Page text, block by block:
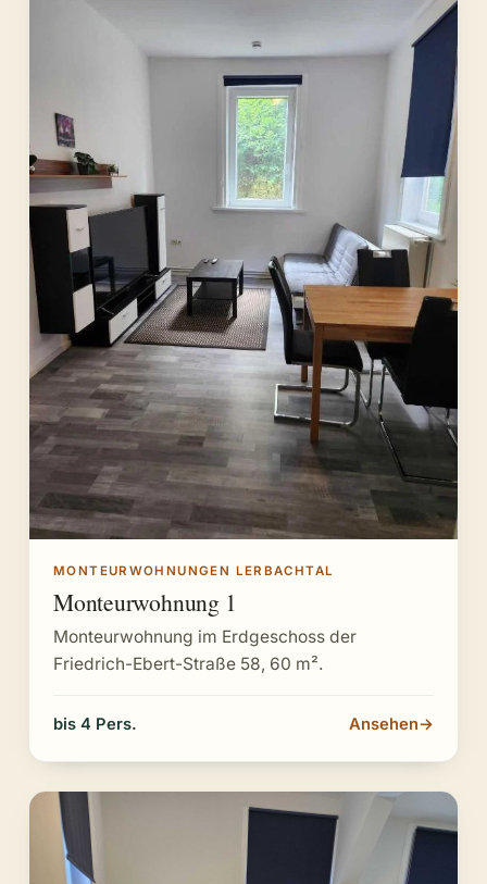
MONTEURWOHNUNGEN LERBACHTAL
Monteurwohnung 1
Monteurwohnung im Erdgeschoss der
Friedrich-Ebert-Straße 58, 60 m².
bis 4 Pers. Ansehen→